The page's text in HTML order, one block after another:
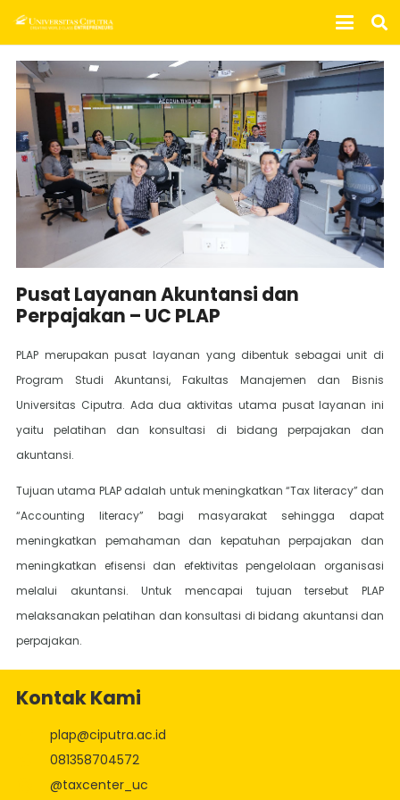
Pusat Layanan Akuntansi dan
Perpajakan – UC PLAP
PLAP merupakan pusat layanan yang dibentuk sebagai unit di
Program Studi Akuntansi, Fakultas Manajemen dan Bisnis
Universitas Ciputra. Ada dua aktivitas utama pusat layanan ini
yaitu pelatihan dan konsultasi di bidang perpajakan dan
akuntansi.
Tujuan utama PLAP adalah untuk meningkatkan “Tax literacy” dan
“Accounting literacy” bagi masyarakat sehingga dapat
meningkatkan pemahaman dan kepatuhan perpajakan dan
meningkatkan efisensi dan efektivitas pengelolaan organisasi
melalui akuntansi. Untuk mencapai tujuan tersebut PLAP
melaksanakan pelatihan dan konsultasi di bidang akuntansi dan
perpajakan.
Kontak Kami
plap@ciputra.ac.id
081358704572
@taxcenter_uc